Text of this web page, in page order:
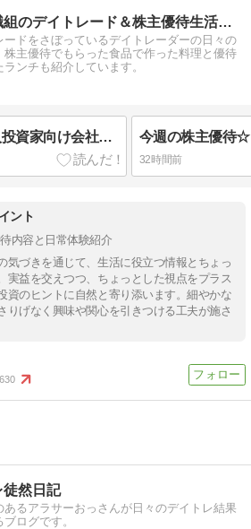
中途退職組のデイトレード＆株主優待生活日記
ードをさぼっているデイトレーダーの日々の
株主優待でもらった食品で作った料理と優待
ンチも紹介しています。
大和証券セミナー個人投資家向け会社説明会に行ってきた♪ 今週の株主優待
32時間前
ント
内容と日常体験紹介
気づきを通じて、生活に役立つ情報とちょっ
実益を交えつつ、ちょっとした視点をプラス
資のヒントに自然と寄り添います。細やかな
りげなく興味や関心を引きつける工夫が施さ
630
徒然日記
あるアラサーおっさんが日々のデイトレ結果
ログです。